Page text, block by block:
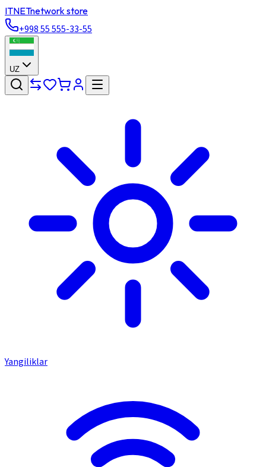
ITNETnetwork store
+998 55 555-33-55
UZ
Yangiliklar